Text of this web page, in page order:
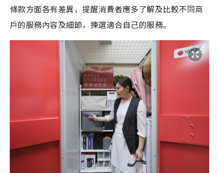
條款方面各有差異，提醒消費者應多了解及比較不同商
戶的服務內容及細節，揀選適合自己的服務。